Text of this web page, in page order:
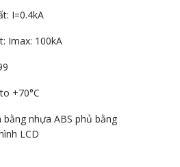
I=0.4kA
Imax: 100kA
+70°C
nhựa ABS phủ bằng
LCD